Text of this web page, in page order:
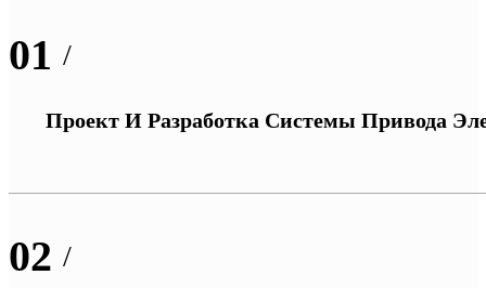
01 /
Проект И Разработка Системы Привода
02 /